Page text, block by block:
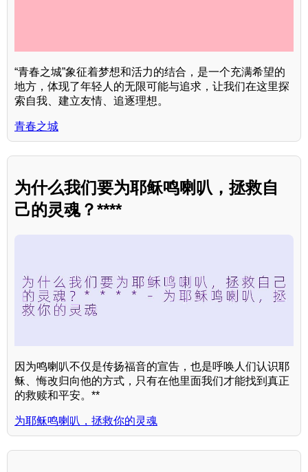
“青春之城”象征着梦想和活力的结合，是一个充满希望的
地方，体现了年轻人的无限可能与追求，让我们在这里探
索自我、建立友情、追逐理想。
青春之城
为什么我们要为耶稣鸣喇叭，拯救自
己的灵魂？****
因为鸣喇叭不仅是传扬福音的宣告，也是呼唤人们认识耶
稣、悔改归向他的方式，只有在他里面我们才能找到真正
的救赎和平安。**
为耶稣鸣喇叭，拯救你的灵魂